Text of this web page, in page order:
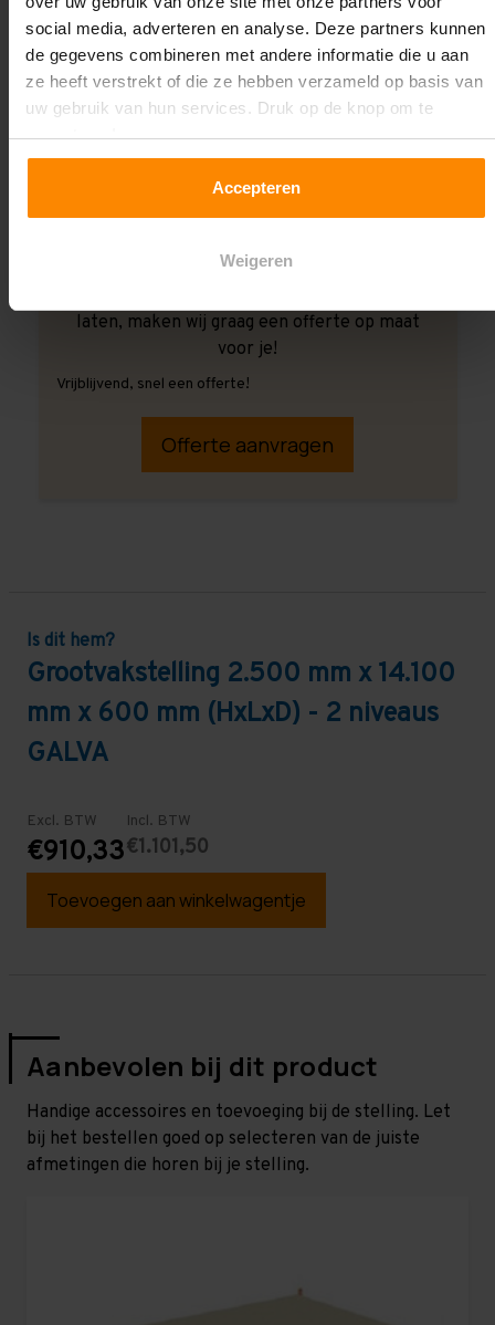
social media, adverteren en analyse. Deze partners kunnen
de gegevens combineren met andere informatie die u aan
ze heeft verstrekt of die ze hebben verzameld op basis van
uw gebruik van hun services. Druk op de knop om te
accepteren!
Accepteren
Weigeren
laten, maken wij graag een offerte op maat
voor je!
Vrijblijvend, snel een offerte!
Offerte aanvragen
Is dit hem?
Grootvakstelling 2.500 mm x 14.100
mm x 600 mm (HxLxD) - 2 niveaus
GALVA
Excl. BTW
€910,33
Incl. BTW
€1.101,50
Toevoegen aan winkelwagentje
Aanbevolen bij dit product
Handige accessoires en toevoeging bij de stelling. Let
bij het bestellen goed op selecteren van de juiste
afmetingen die horen bij je stelling.